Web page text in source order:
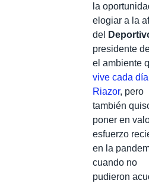
la
elogiar a la
del
presidente
el ambiente
vive cada
Riazor, pero
también
poner en
esfuerzo
en la
cuando no
pudieron